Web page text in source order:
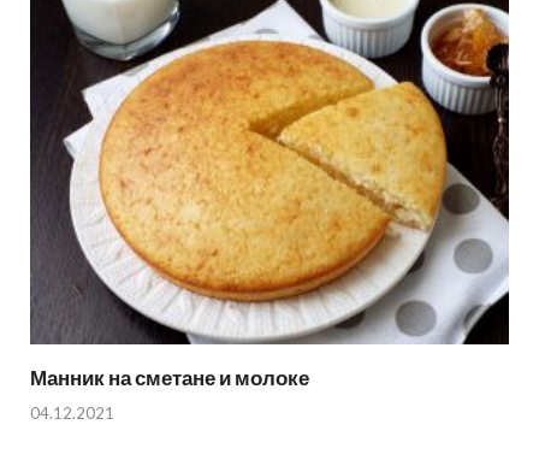
Манник на сметане и молоке
04.12.2021